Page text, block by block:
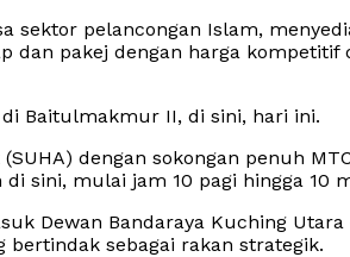
sektor pelancongan Islam,
pakej dengan harga kompetitif
Baitulmakmur II, di sini, hari ini.
dengan sokongan penuh
sini, mulai jam 10 pagi hingga 10
Dewan Bandaraya Kuching Utara
bertindak sebagai rakan strategik.